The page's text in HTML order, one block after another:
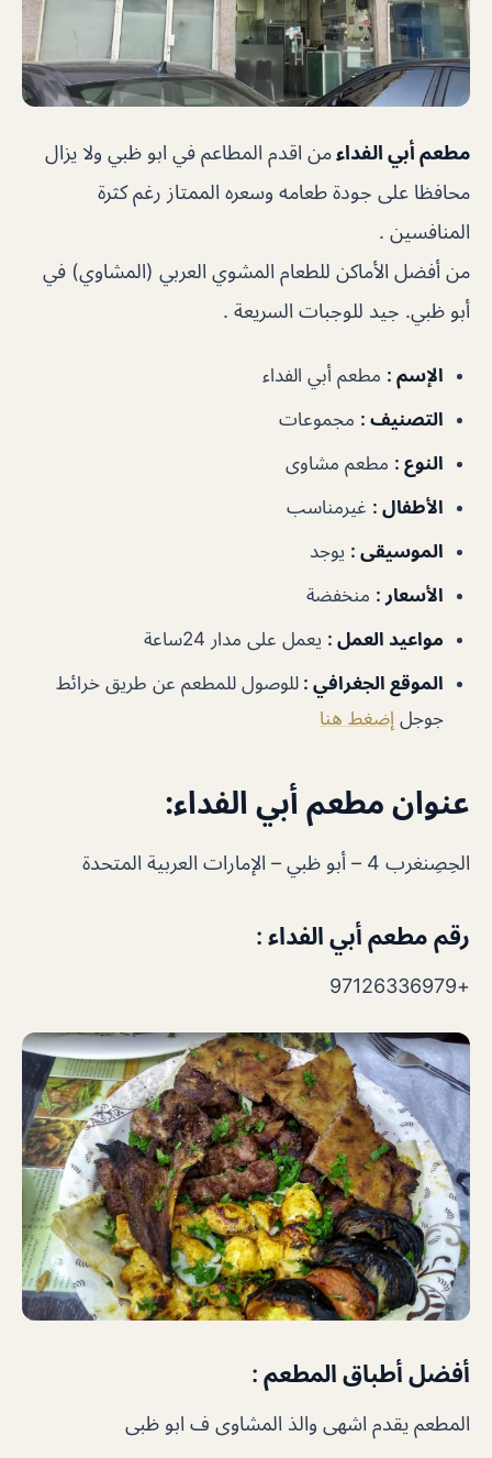
مطعم أبي الفداءمن اقدم المطاعم في ابو ظبي ولا يزال
محافظا على جودة طعامه وسعره الممتاز رغم كثرة
المنافسين .
من أفضل الأماكن للطعام المشوي العربي (المشاوي) في
أبو ظبي. جيد للوجبات السريعة .
الإسم : مطعم أبي الفداء
التصنيف : مجموعات
النوع : مطعم مشاوى
الأطفال : غيرمناسب
الموسيقى : يوجد
الأسعار : منخفضة
مواعيد العمل : يعمل على مدار 24ساعة
الموقع الجغرافي : للوصول للمطعم عن طريق خرائط
جوجل إضغط هنا
عنوان مطعم أبي الفداء:
الحِصِنغرب 4 – أبو ظبي – الإمارات العربية المتحدة
رقم مطعم أبي الفداء :
+97126336979
أفضل أطباق المطعم :
المطعم يقدم اشهى والذ المشاوى ف ابو ظبى